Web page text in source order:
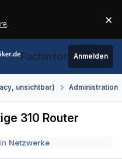
. ×
Fachinformatiker.de
Anmelden
unsichtbar) Administration
310 Router
in Netzwerke